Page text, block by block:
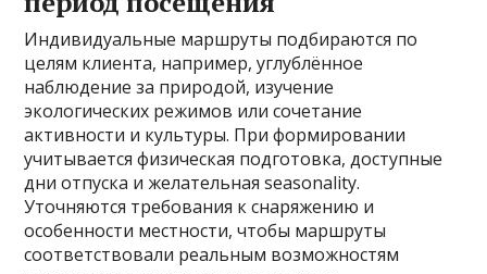
Индивидуальные маршруты подбираются по
целям клиента, например, углублённое
наблюдение за природой, изучение
экологических режимов или сочетание
активности и культуры. При формировании
учитывается физическая подготовка, доступные
дни отпуска и желательная seasonality.
Уточняются требования к снаряжению и
особенности местности, чтобы маршруты
соответствовали реальным возможностям